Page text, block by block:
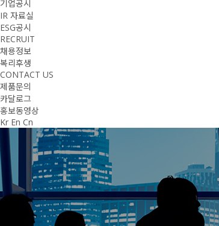
기업공시
IR 자료실
ESG공시
RECRUIT
채용정보
복리후생
CONTACT US
제품문의
카달로그
홍보동영상
Kr En Cn